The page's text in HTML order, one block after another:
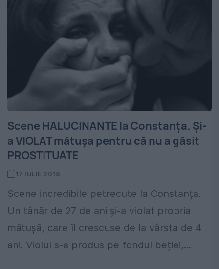
Scene HALUCINANTE la Constanța. Și-
a VIOLAT mătușa pentru că nu a găsit
PROSTITUATE
17 IULIE 2018
Scene incredibile petrecute la Constanța.
Un tânăr de 27 de ani și-a violat propria
mătușă, care îl crescuse de la vârsta de 4
ani. Violul s-a produs pe fondul beției,...